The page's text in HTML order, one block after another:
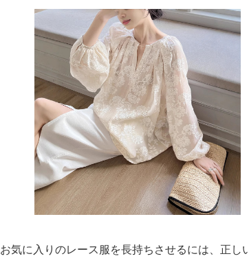
お気に入りのレース服を長持ちさせるには、正し